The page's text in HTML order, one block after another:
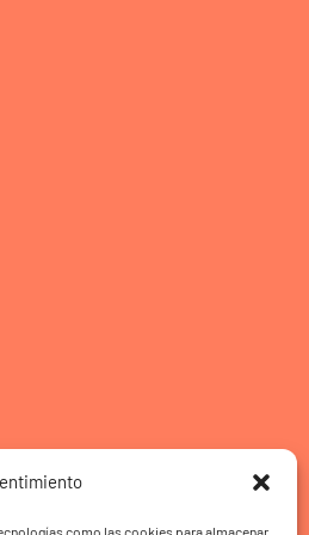
como las cookies para almacenar